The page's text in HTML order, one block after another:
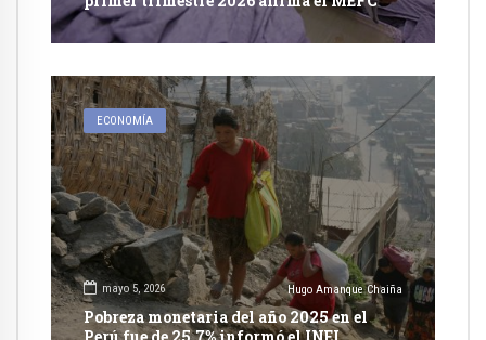
ECONOMÍA
mayo 5, 2026 Hugo Amanque Chaiña
Pobreza monetaria del año 2025 en el